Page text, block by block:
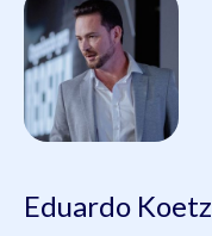
Eduardo Koetz